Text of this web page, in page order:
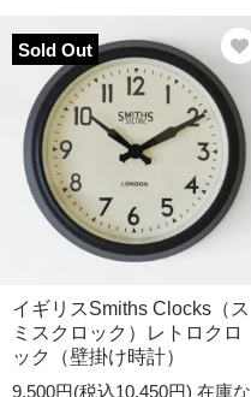
Sold Out
イギリスSmiths Clocks（ス
ミスクロック）レトロクロ
ック（壁掛け時計）
9,500円(税込10,450円) 在庫な